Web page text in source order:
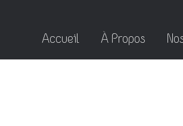
Accueil À Propos